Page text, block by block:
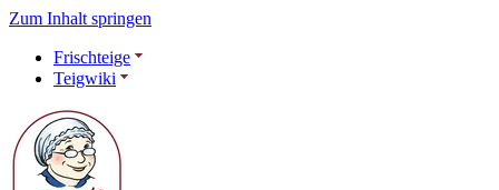
Zum Inhalt springen
Frischteige
Teigwiki